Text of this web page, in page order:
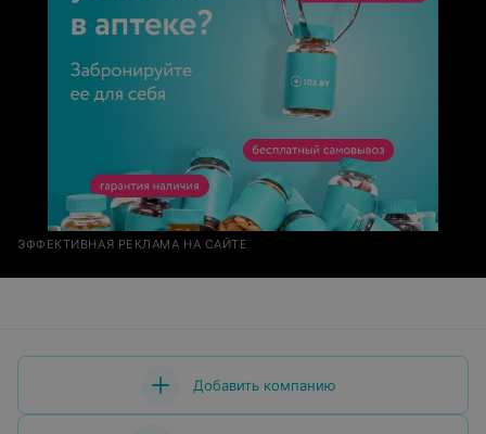
ЭФФЕКТИВНАЯ РЕКЛАМА НА САЙТЕ
Добавить компанию